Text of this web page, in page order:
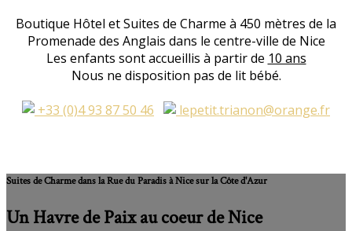
Boutique Hôtel et Suites de Charme à 450 mètres de la
Promenade des Anglais dans le centre-ville de Nice
Les enfants sont accueillis à partir de 10 ans
Nous ne disposition pas de lit bébé.
+33 (0)4 93 87 50 46
lepetit.trianon@orange.fr
Suites de Charme dans la Rue du Paradis à Nice sur la Côte d'Azur
Un Havre de Paix au coeur de Nice